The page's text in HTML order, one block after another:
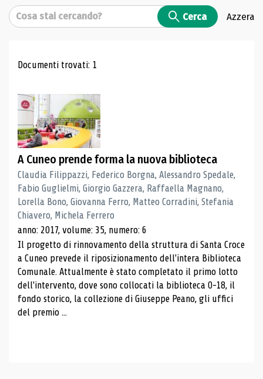
Cerca Cerca Azzera
Risultati di ricerca
Documenti trovati: 1
A Cuneo prende forma la nuova biblioteca
Claudia Filippazzi, Federico Borgna, Alessandro Spedale,
Fabio Guglielmi, Giorgio Gazzera, Raffaella Magnano,
Lorella Bono, Giovanna Ferro, Matteo Corradini, Stefania
Chiavero, Michela Ferrero
anno: 2017, volume: 35, numero: 6
Il progetto di rinnovamento della struttura di Santa Croce
a Cuneo prevede il riposizionamento dell'intera Biblioteca
Comunale. Attualmente è stato completato il primo lotto
dell'intervento, dove sono collocati la biblioteca 0-18, il
fondo storico, la collezione di Giuseppe Peano, gli uffici
del premio ...